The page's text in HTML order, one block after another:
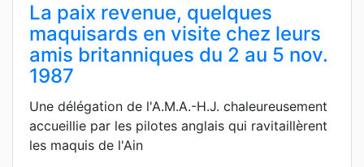
La paix revenue, quelques
maquisards en visite chez leurs
amis britanniques du 2 au 5 nov.
1987
Une délégation de l'A.M.A.-H.J. chaleureusement
accueillie par les pilotes anglais qui ravitaillèrent
les maquis de l'Ain